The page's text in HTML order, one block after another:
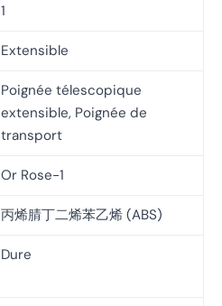
1
Extensible
Poignée télescopique
extensible, Poignée de
transport
Or Rose-1
丙烯腈丁二烯苯乙烯 (ABS)
Dure